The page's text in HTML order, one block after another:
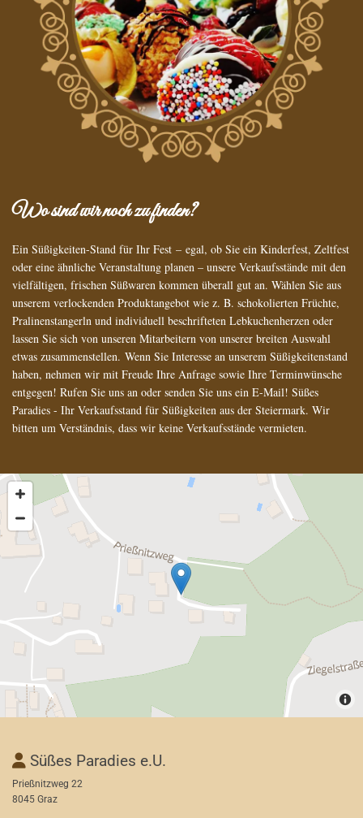
Wo sind wir noch zu finden?
Ein Süßigkeiten-Stand für Ihr Fest – egal, ob Sie ein Kinderfest, Zeltfest
oder eine ähnliche Veranstaltung planen – unsere Verkaufsstände mit den
vielfältigen, frischen Süßwaren kommen überall gut an. Wählen Sie aus
unserem verlockenden Produktangebot wie z. B. schokolierten Früchte,
Pralinenstangerln und individuell beschrifteten Lebkuchenherzen oder
lassen Sie sich von unseren Mitarbeitern von unserer breiten Auswahl
etwas zusammenstellen. Wenn Sie Interesse an unserem Süßigkeitenstand
haben, nehmen wir mit Freude Ihre Anfrage sowie Ihre Terminwünsche
entgegen! Rufen Sie uns an oder senden Sie uns ein E-Mail! Süßes
Paradies - Ihr Verkaufsstand für Süßigkeiten aus der Steiermark. Wir
bitten um Verständnis, dass wir keine Verkaufsstände vermieten.
 Süßes Paradies e.U.
Prießnitzweg 22
8045 Graz